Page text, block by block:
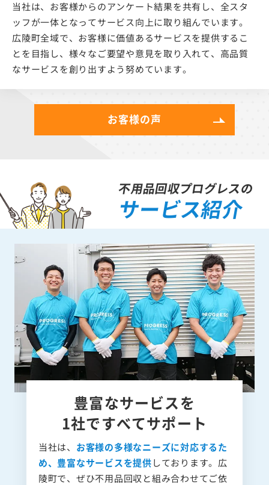
当社は、お客様からのアンケート結果を共有し、全スタ
ッフが一体となってサービス向上に取り組んでいます。
広陵町全域で、お客様に価値あるサービスを提供するこ
とを目指し、様々なご要望や意見を取り入れて、高品質
なサービスを創り出すよう努めています。
お客様の声
不用品回収プログレスの
サービス紹介
豊富なサービスを
1社ですべてサポート
当社は、 お客様の多様なニーズに対応するた
め、豊富なサービスを提供しております。広
陵町で、ぜひ不用品回収と組み合わせてご依